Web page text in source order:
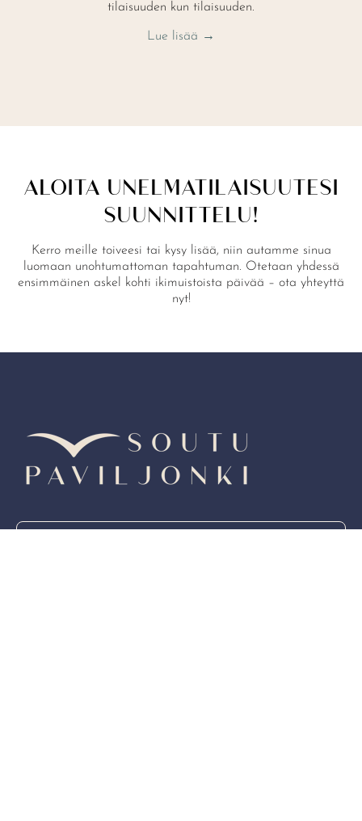
tilaisuuden kun tilaisuuden.
Lue lisää →
ALOITA UNELMATILAISUUTESI
SUUNNITTELU!
Kerro meille toiveesi tai kysy lisää, niin autamme sinua
luomaan unohtumattoman tapahtuman. Otetaan yhdessä
ensimmäinen askel kohti ikimuistoista päivää – ota yhteyttä
nyt!